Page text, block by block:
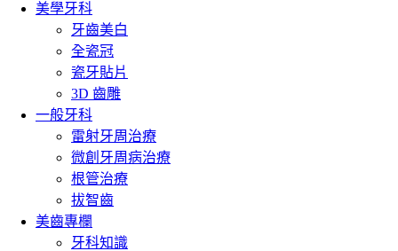
美學牙科
牙齒美白
全瓷冠
瓷牙貼片
3D 齒雕
一般牙科
雷射牙周治療
微創牙周病治療
根管治療
拔智齒
美齒專欄
牙科知識